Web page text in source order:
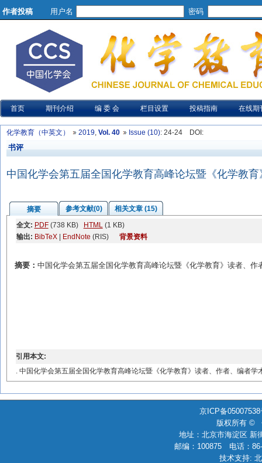
作者投稿 用户名 密码
首页 期刊介绍 编 委 会 栏目设置 投稿指南 在线期
化学教育（中英文） 2019, Vol. 40 Issue (10): 24-24 DOI :
书评
中国化学会第五届全国化学教育高峰论坛暨《化学教
摘要 参考文献(0)
相关文章 (15)
全文: PDF(738 KB) HTML(1 KB)
输出: BibTeX| EndNote (RIS) 背景资料
摘要： 中国化学会第五届全国化学教育高峰论坛暨《化学教育》读者、作
引用本文:
. 中国化学会第五届全国化学教育高峰论坛暨《化学教育》读者、作者、编者
京ICP备
版权所有 ©
地址：北京市海淀区 新
邮编：100875 电话：
技术支持: